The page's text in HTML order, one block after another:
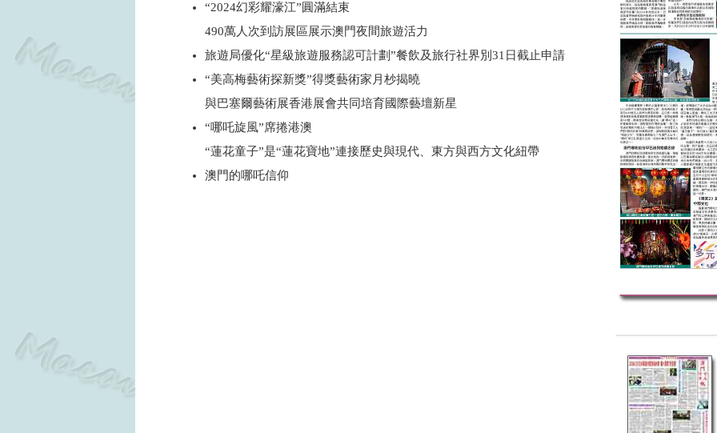
“2024幻彩耀濠江”圓滿結束
490萬人次到訪展區展示澳門夜間旅遊活力
旅遊局優化“星級旅遊服務認可計劃”餐飲及旅行社界別31日截止申請
“美高梅藝術探新獎”得獎藝術家月杪揭曉
與巴塞爾藝術展香港展會共同培育國際藝壇新星
“哪吒旋風”席捲港澳
“蓮花童子”是“蓮花寶地”連接歷史與現代、東方與西方文化紐帶
澳門的哪吒信仰